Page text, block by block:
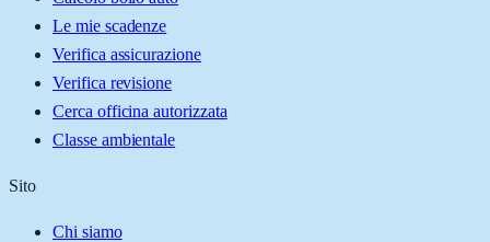
Le mie scadenze
Verifica assicurazione
Verifica revisione
Cerca officina autorizzata
Classe ambientale
Sito
Chi siamo